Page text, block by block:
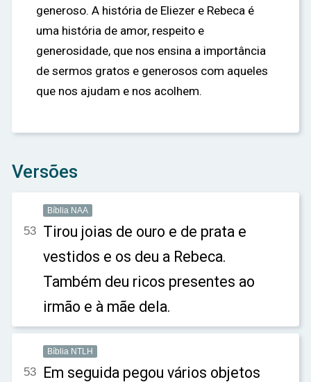
generoso. A história de Eliezer e Rebeca é
uma história de amor, respeito e
generosidade, que nos ensina a importância
de sermos gratos e generosos com aqueles
que nos ajudam e nos acolhem.
Versões
Bíblia NAA
53 Tirou joias de ouro e de prata e
vestidos e os deu a Rebeca.
Também deu ricos presentes ao
irmão e à mãe dela.
Bíblia NTLH
53 Em seguida pegou vários objetos